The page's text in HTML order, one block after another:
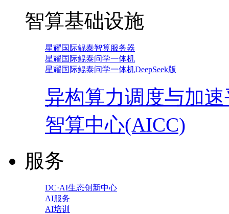
智算基础设施
星耀国际鲲泰智算服务器
星耀国际鲲泰问学一体机
星耀国际鲲泰问学一体机DeepSeek版
异构算力调度与加
智算中心(AICC)
服务
DC·AI生态创新中心
AI服务
AI培训